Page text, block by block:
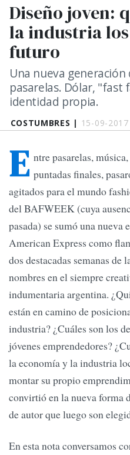
COSTUMBRES | 15-09-
Diseño joven:
la industria
futuro
Una nueva
pasarelas. Dólar, "fast
identidad propia.
E ntre pasarelas,
puntadas finales,
agitados para el mundo
del BAFWEEK (cuya
pasada) se sumó una
American Express como
dos destacadas semanas de
nombres en el siempre
indumentaria argentina.
están en camino de
industria? ¿Cuáles son los
jóvenes emprendedores?
la economía y la industria
montar su propio
convirtió en la nueva forma
de autor que luego son
En esta nota conversamos